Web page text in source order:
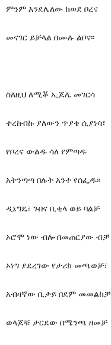
ምንም እንደሌለው ከወደ ቦረና
መናገር ይቻላል በሙሉ ልቦና፡፡
ስለዚህ ለሚቾ ኢጆሌ መገርሳ
ተረከብኩ ያለውን ጥያቄ ሲያነሳ፣
የቦረና ውልዱ ሳለ የምጣዱ
አትንጣጣ በሉት አንተ የሰፌዱ፡፡
ዲኔግዴ፣ ጉበና ቢቂላ ወይ ባልቻ
ኦሮሞ ነው ብሎ በመጠርያው ብቻ
ኦነግ ያደረገው የታሪክ መጫወቻ፣
አብዛኛው ቢታይ በደም መመልከቻ
ወላጆቹ ታርደው በሜንጫ ዘመቻ